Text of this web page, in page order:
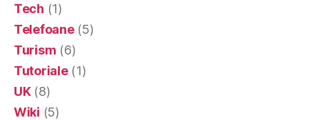
Tech (1)
Telefoane(5)
Turism (6)
Tutoriale(1)
UK(8)
Wiki (5)